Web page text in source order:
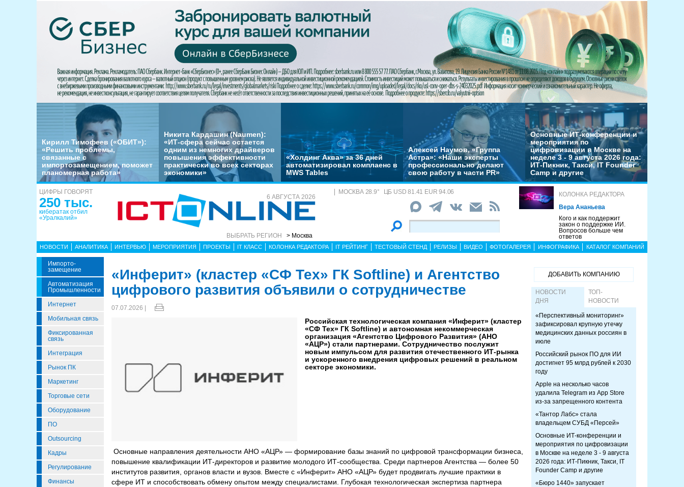
Кирилл Тимофеев («ОБИТ»):
«Решить проблемы,
связанные с
импортозамещением, поможет
планомерная работа»
Никита Кардашин (Naumen):
«ИТ-сфера сейчас остается
одним из немногих драйверов
повышения эффективности
практически во всех секторах
экономики»
«Холдинг Аква» за 36 дней
автоматизировал комплаенс в
MWS Tables
Алексей Наумов, «Группа
Астра»: «Наши эксперты
профессионально делают
свою работу в части PR»
Основные ИТ-конференции и
мероприятия по
цифровизации в Москве на
неделе 3 - 9 августа 2026 года:
ИТ-Пикник, Такси, IT Founder
Camp и другие
ЦИФРЫ ГОВОРЯТ
250 тыс.
кибератак отбил
«Уралкалий»
6 АВГУСТА 2026
ВЫБРАТЬ РЕГИОН > Москва
МОСКВА 28.9° ЦБ USD 81.41 EUR 94.06
КОЛОНКА РЕДАКТОРА
Вера Ананьева
Кого и как поддержит
закон о поддержке ИИ.
Вопросов больше чем
ответов
НОВОСТИ АНАЛИТИКА ИНТЕРВЬЮ МЕРОПРИЯТИЯ ПРОЕКТЫ IT КЛАСС КОЛОНКА РЕДАКТОРА IT РЕЙТИНГ ТЕСТОВЫЙ СТЕНД РЕЛИЗЫ ВИДЕО ФОТОГАЛЕРЕЯ ИНФОГРАФИКА КАТАЛОГ КОМПАНИЙ
Импорто­
Замещение
Автоматизация
Промышленности
Интернет
Мобильная связь
Фиксированная
связь
Интеграция
Рынок ПК
Маркетинг
Торговые сети
Оборудование
ПО
Outsourcing
Кадры
Регулирование
Финансы
«Инферит» (кластер «СФ Тех» ГК Softline) и Агентство
цифрового развития объявили о сотрудничестве
07.07.2026 |
Российская технологическая компания «Инферит» (кластер
«СФ Тех» ГК Softline) и автономная некоммерческая
организация «Агентство Цифрового Развития» (АНО
«АЦР») стали партнерами. Сотрудничество послужит
новым импульсом для развития отечественного ИТ-рынка
и ускоренного внедрения цифровых решений в реальном
секторе экономики.
Основные направления деятельности АНО «АЦР» — формирование базы знаний по цифровой трансформации бизнеса,
повышение квалификации ИТ-директоров и развитие молодого ИТ-сообщества. Среди партнеров Агентства — более 50
институтов развития, органов власти и вузов. Вместе с «Инферит» АНО «АЦР» будет продвигать лучшие практики в
сфере ИТ и способствовать обмену опытом между специалистами. Глубокая технологическая экспертиза партнера
ДОБАВИТЬ КОМПАНИЮ
НОВОСТИ
ДНЯ
ТОП-
НОВОСТИ
«Перспективный мониторинг»
зафиксировал крупную утечку
медицинских данных россиян в
июле
Российский рынок ПО для ИИ
достигнет 95 млрд рублей к 2030
году
Apple на несколько часов
удалила Telegram из App Store
из-за запрещенного контента
«Тантор Лабс» стала
владельцем СУБД «Персей»
Основные ИТ-конференции и
мероприятия по цифровизации
в Москве на неделе 3 - 9 августа
2026 года: ИТ-Пикник, Такси, IT
Founder Camp и другие
«Бюро 1440» запускает